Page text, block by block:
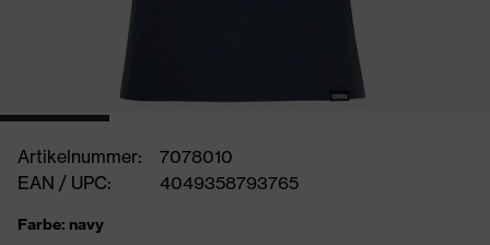
Artikelnummer:
7078010
EAN / UPC:
4049358793765
Farbe: navy